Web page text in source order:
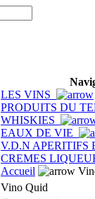
LES VINS
PRODUITS DU
WHISKIES
EAUX DE VIE
V.D.N APERITIFS
CREMES
Accueil
Vino Quid